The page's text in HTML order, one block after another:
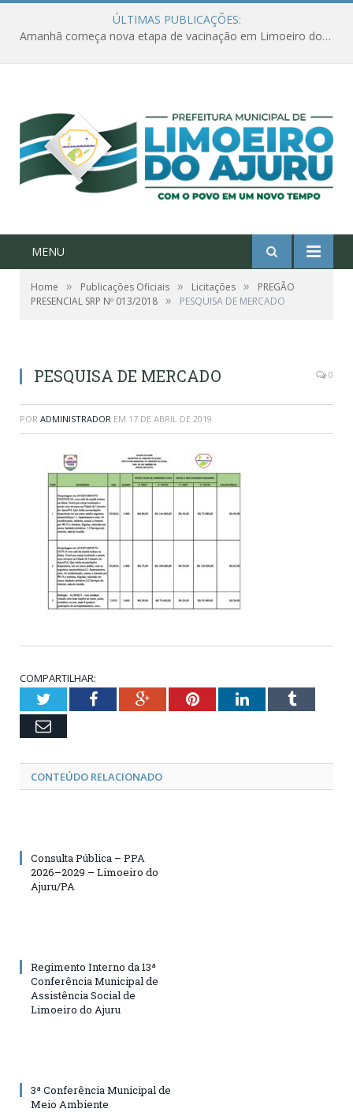
ÚLTIMAS PUBLICAÇÕES:
Amanhã começa nova etapa de vacinação em Limoeiro do Ajuru para idosos com 65 ou mais
MENU
Home » Publicações Oficiais » Licitações »
PREGÃO
PRESENCIAL SRP Nº 013/2018 » PESQUISA DE MERCADO
PESQUISA DE MERCADO 0
POR ADMINISTRADOR EM 17 DE ABRIL DE 2019
COMPARTILHAR:
TwitterFacebookGoogle+PinterestLinkedInTumblr
Email
CONTEÚDO RELACIONADO
Consulta Pública – PPA
2026–2029 – Limoeiro do
Ajuru/PA
Regimento Interno da 13ª
Conferência Municipal de
Assistência Social de
Limoeiro do Ajuru
3ª Conferência Municipal de
Meio Ambiente